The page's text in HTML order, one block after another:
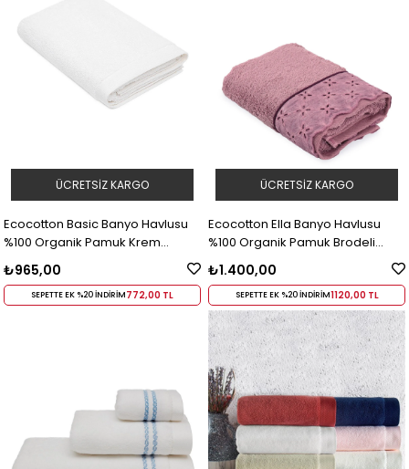
Ecocotton Basic Banyo Havlusu
%100 Organik Pamuk Krem
₺965,00
SEPETTE EK %20 İNDİRİM772,00 TL
ÜCRETSIZ KARGO
Ecocotton Ella Banyo Havlusu
%100 Organik Pamuk Brodeli
₺1.400,00
SEPETTE EK %20 İNDİRİM1120,00 TL
ÜCRETSIZ KARGO